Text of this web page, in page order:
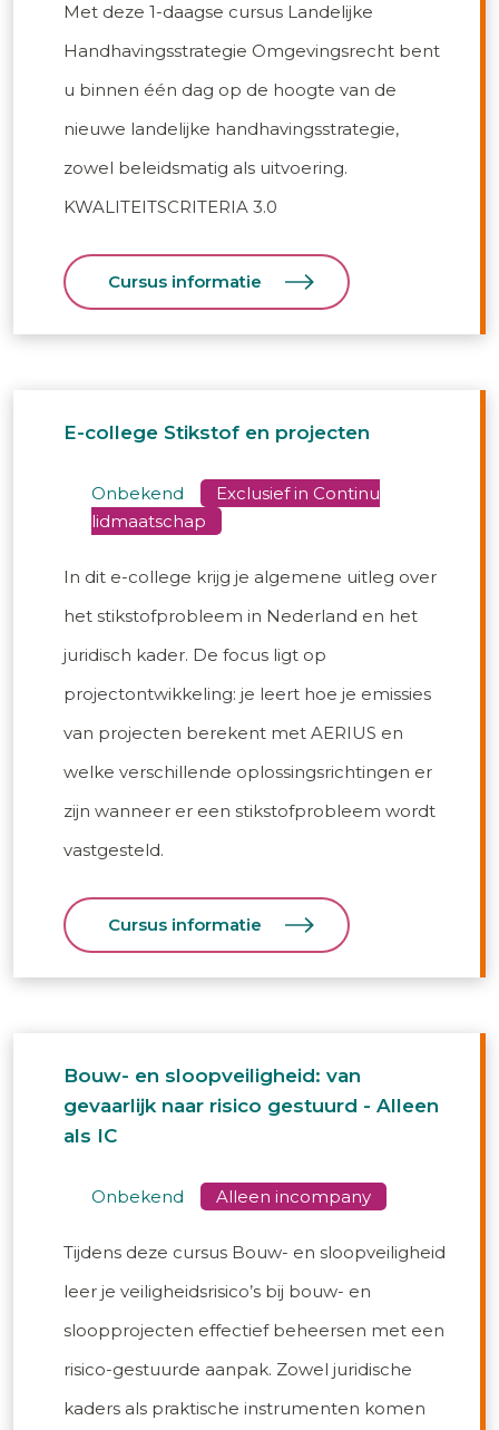
Met deze 1-daagse cursus Landelijke
Handhavingsstrategie Omgevingsrecht bent
u binnen één dag op de hoogte van de
nieuwe landelijke handhavingsstrategie,
zowel beleidsmatig als uitvoering.
KWALITEITSCRITERIA 3.0
Cursus informatie
E-college Stikstof en projecten
onbekend
In dit e-college krijg je algemene uitleg over
het stikstofprobleem in Nederland en het
juridisch kader. De focus ligt op
projectontwikkeling: je leert hoe je emissies
van projecten berekent met AERIUS en
welke verschillende oplossingsrichtingen er
zijn wanneer er een stikstofprobleem wordt
vastgesteld.
Cursus informatie
Bouw- en sloopveiligheid: van
gevaarlijk naar risico gestuurd - Alleen
als IC
onbekend
Tijdens deze cursus Bouw- en sloopveiligheid
leer je veiligheidsrisico’s bij bouw- en
sloopprojecten effectief beheersen met een
risico-gestuurde aanpak. Zowel juridische
kaders als praktische instrumenten komen